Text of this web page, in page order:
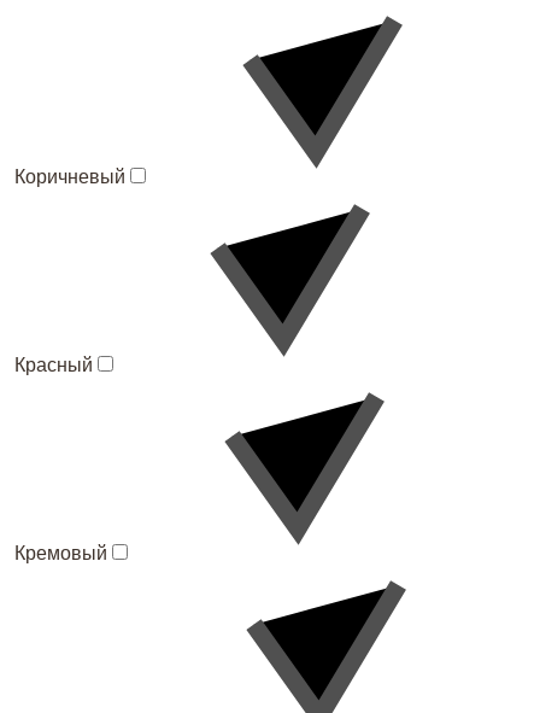
Коричневый
Красный
Кремовый